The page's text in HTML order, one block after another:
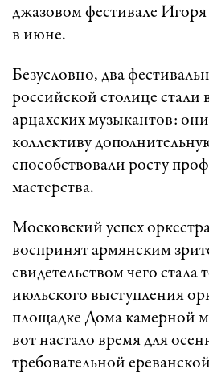
джазовом фестивале
в июне.
Безусловно, два
российской столице
арцахских музыкантов:
коллективу
способствовали росту
мастерства.
Московский успех
воспринят армянским
свидетельством чего стала
июльского выступления
площадке Дома камерной
вот настало время для
требовательной